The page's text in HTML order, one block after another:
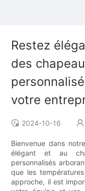
Restez
des
votre
2024-10-16
Bienvenue dans
élégant et au
personnalisés
que les
approche, il est